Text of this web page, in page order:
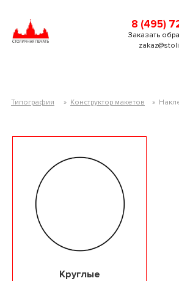
8 (495)
Заказать
Типография » Конструктор макетов »
Круглые